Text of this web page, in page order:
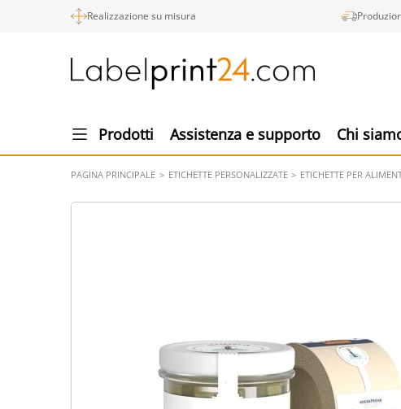
Realizzazione su misura
Prodotti Assistenza e supporto Chi
PAGINA PRINCIPALE ETICHETTE PERSONALIZZATE ETICHETTE PER